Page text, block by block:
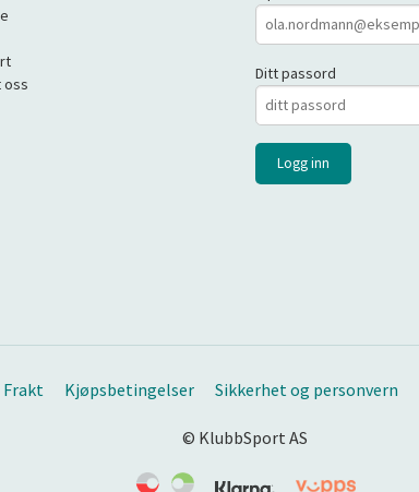
oss
Ditt passord
Frakt Kjøpsbetingelser Sikkerhet og personvern
© KlubbSport AS